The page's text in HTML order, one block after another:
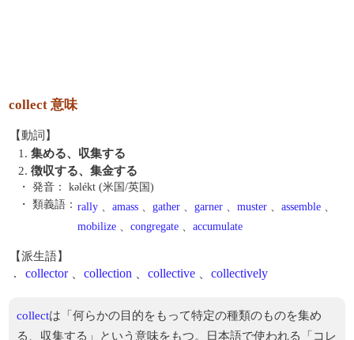
collect 意味
【動詞】
1. 集める、収集する
2. 徴収する、集金する
・ 発音：
kəlékt (米国/英国)
・ 類義語： rally 、 amass 、 gather 、 garner 、 muster 、 assemble 、
mobilize 、 congregate 、 accumulate
【派生語】
. collector、 collection collective collectively
collectは「何らかの目的をもって特定の種類のものを集め
る、収集する」という意味をもつ。日本語で使われる「コレ